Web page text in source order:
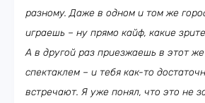
разному. Даже в одном и том же
играешь – ну прямо кайф, какие
А в другой раз приезжаешь в этот
спектаклем – и тебя как-то
встречают. Я уже понял, что это не